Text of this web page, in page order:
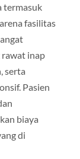
termasuk
fasilitas
rawat inap
serta
Pasien
biaya
di